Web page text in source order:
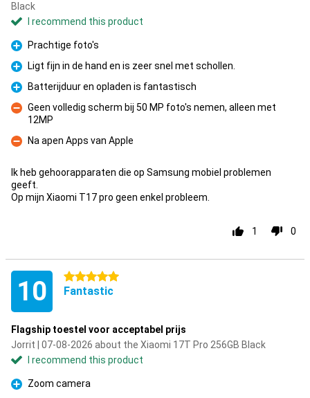
Black
I recommend this product
Pro
Prachtige foto's
Pro
Ligt fijn in de hand en is zeer snel met schollen.
Pro
Batterijduur en opladen is fantastisch
Geen volledig scherm bij 50 MP foto's nemen, alleen met
12MP
Con
Na apen Apps van Apple
Ik heb gehoorapparaten die op Samsung mobiel problemen
geeft.
Op mijn Xiaomi T17 pro geen enkel probleem.
1 0
10 5 stars
Fantastic
Flagship toestel voor acceptabel prijs
Jorrit | 07-08-2026 about the Xiaomi 17T Pro 256GB Black
I recommend this product
Pro
Zoom camera